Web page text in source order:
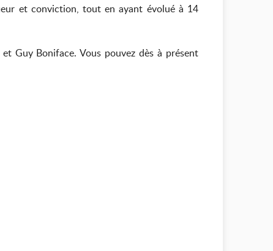
et conviction, tout en ayant évolué à 14
Guy Boniface. Vous pouvez dès à présent